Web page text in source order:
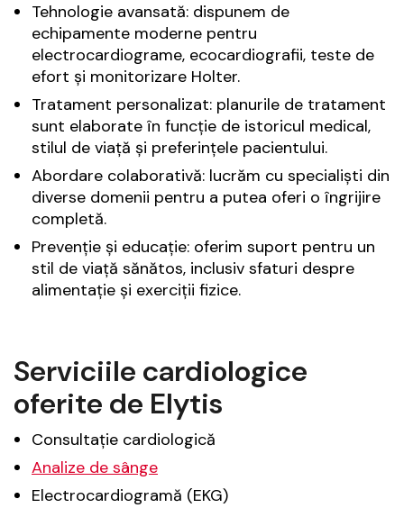
Tehnologie avansată: dispunem de
echipamente moderne pentru
electrocardiograme, ecocardiografii, teste de
efort și monitorizare Holter.
Tratament personalizat: planurile de tratament
sunt elaborate în funcție de istoricul medical,
stilul de viață și preferințele pacientului.
Abordare colaborativă: lucrăm cu specialiști din
diverse domenii pentru a putea oferi o îngrijire
completă.
Prevenție și educație: oferim suport pentru un
stil de viață sănătos, inclusiv sfaturi despre
alimentație și exerciții fizice.
Serviciile cardiologice
oferite de Elytis
Consultație cardiologică
Analize de sânge
Electrocardiogramă (EKG)